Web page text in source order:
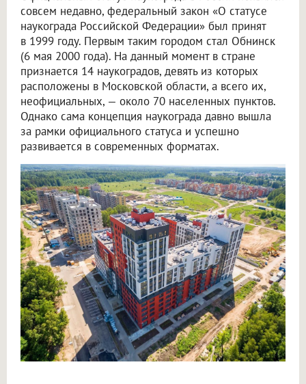
совсем недавно, федеральный закон «О статусе
наукограда Российской Федерации» был принят
в 1999 году. Первым таким городом стал Обнинск
(6 мая 2000 года). На данный момент в стране
признается 14 наукоградов, девять из которых
расположены в Московской области, а всего их,
неофициальных, — около 70 населенных пунктов.
Однако сама концепция наукограда давно вышла
за рамки официального статуса и успешно
развивается в современных форматах.